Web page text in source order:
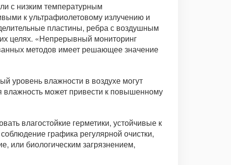
с низким температурным
к ультрафиолетовому излучению и
пластины, ребра с воздушным
целях. «Непрерывный мониторинг
методов имеет решающее значение
уровень влажности в воздухе могут
влажность может привести к повышенному
влагостойкие герметики, устойчивые к
графика регулярной очистки,
или биологическим загрязнением,